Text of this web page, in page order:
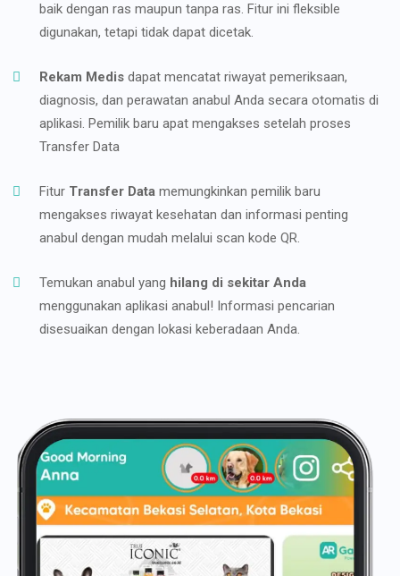
baik dengan ras maupun tanpa ras. Fitur ini fleksible
digunakan, tetapi tidak dapat dicetak.
Rekam Medis dapat mencatat riwayat pemeriksaan,
diagnosis, dan perawatan anabul Anda secara otomatis di
aplikasi. Pemilik baru apat mengakses setelah proses
Transfer Data
Fitur Transfer Data memungkinkan pemilik baru
mengakses riwayat kesehatan dan informasi penting
anabul dengan mudah melalui scan kode QR.
Temukan anabul yang hilang di sekitar Anda
menggunakan aplikasi anabul! Informasi pencarian
disesuaikan dengan lokasi keberadaan Anda.